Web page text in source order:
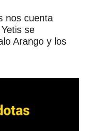
nos cuenta
se
Arango y los